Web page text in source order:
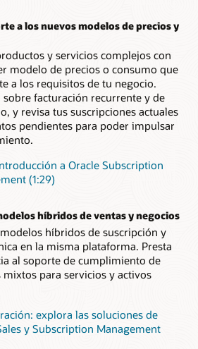
a los nuevos modelos de precios y
y servicios complejos con
modelo de precios o consumo que
a los requisitos de tu negocio.
facturación recurrente y de
y revisa tus suscripciones actuales
pendientes para poder impulsar
a Oracle Subscription
(1:29)
híbridos de ventas y negocios
híbridos de suscripción y
en la misma plataforma. Presta
al soporte de cumplimiento de
mixtos para servicios y activos
explora las soluciones de
y Subscription Management